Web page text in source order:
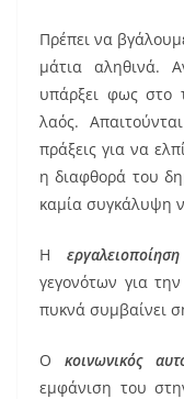
Πρέπει να
μάτια αληθινά.
υπάρξει φως στο
λαός.
πράξεις για να
η διαφθορά του
καμία συγκάλυψη
Η εργαλειοποίηση
γεγονότων για
πυκνά συμβαίνει
Οκοινωνικός
εμφάνιση του